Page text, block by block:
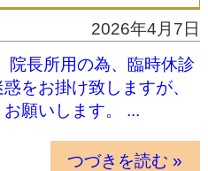
2026年4月7日
長所用の為、臨時休診
をお掛け致しますが、
願いします。 ...
つづきを読む »